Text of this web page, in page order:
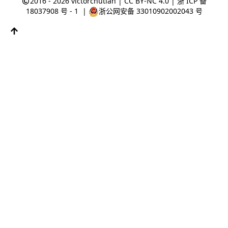
18037908 号 - 1
| 浙公网安备 33010902002043 号